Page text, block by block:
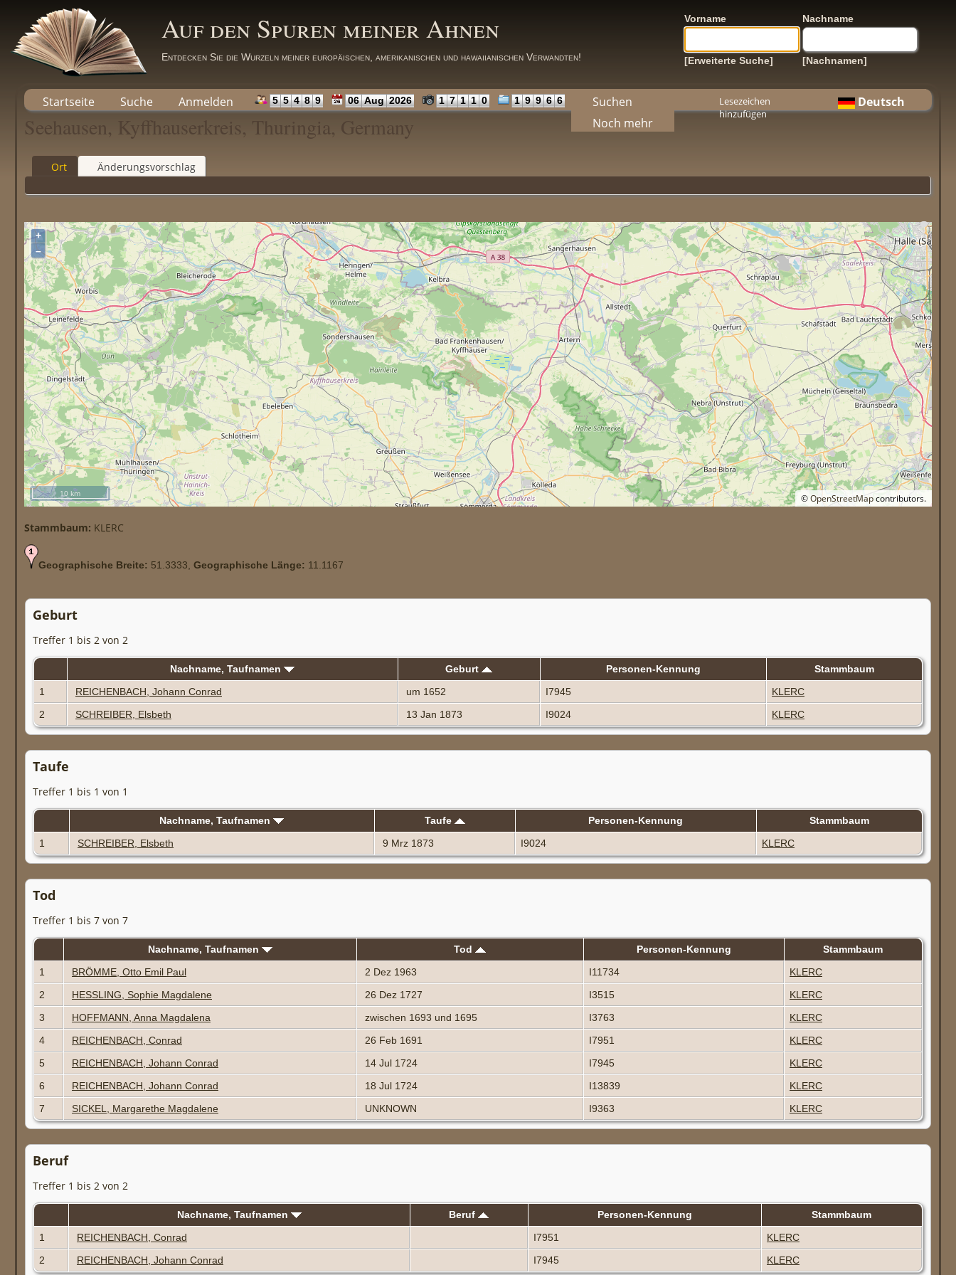
Auf den Spuren meiner Ahnen
Entdecken Sie die Wurzeln meiner europäischen, amerikanischen und hawaiianischen Verwandten!
Vorname Nachname
[Erweiterte Suche] [Nachnamen]
Startseite Suche Anmelden 5 5 4 8 9 06 Aug 2026 1 7 1 1 0 1 9 9 6 6
Suchen
Noch mehr
Lesezeichen
hinzufügen
Deutsch
Seehausen, Kyffhauserkreis, Thuringia, Germany
Ort Änderungsvorschlag
+
–
©OpenStreetMapcontributors.
10 km
Stammbaum: KLERC
Geographische Breite: 51.3333, Geographische Länge: 11.1167
Geburt
Treffer 1 bis 2 von 2
Nachname, Taufnamen Geburt Personen-Kennung
Stammbaum
1
REICHENBACH, Johann Conrad um 1652 I7945
KLERC
2
SCHREIBER, Elsbeth 13 Jan 1873 I9024 KLERC
Taufe
Treffer 1 bis 1 von 1
Nachname, Taufnamen Taufe Personen-Kennung
Stammbaum
1
SCHREIBER, Elsbeth 9 Mrz 1873 I9024 KLERC
Tod
Treffer 1 bis 7 von 7
Nachname, Taufnamen Tod Personen-Kennung
Stammbaum
1
BRÖMME, Otto Emil Paul 2 Dez 1963 I11734
KLERC
2
HESSLING, Sophie Magdalene 26 Dez 1727 I3515
KLERC
3
HOFFMANN, Anna Magdalena zwischen 1693 und 1695 I3763
KLERC
4
REICHENBACH, Conrad 26 Feb 1691 I7951
KLERC
5
REICHENBACH, Johann Conrad 14 Jul 1724 I7945
KLERC
6
REICHENBACH, Johann Conrad 18 Jul 1724 I13839
KLERC
7
SICKEL, Margarethe Magdalene UNKNOWN I9363 KLERC
Beruf
Treffer 1 bis 2 von 2
Nachname, Taufnamen Beruf Personen-Kennung
Stammbaum
1
REICHENBACH, Conrad I7951
KLERC
2
REICHENBACH, Johann Conrad I7945 KLERC